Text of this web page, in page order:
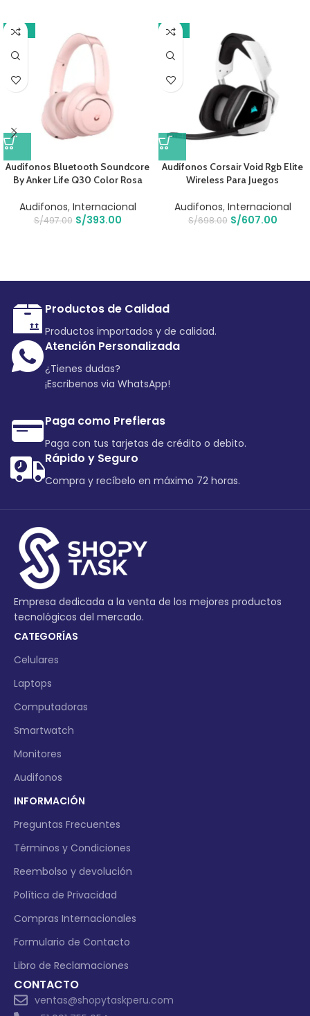
-21%
Audífonos Bluetooth Soundcore
By Anker Life Q30 Color Rosa
Audifonos, Internacional
S/497.00 S/393.00
-13%
Audífonos Corsair Void Rgb Elite
Wireless Para Juegos
Audifonos, Internacional
S/698.00 S/607.00
Productos de Calidad
Productos importados y de calidad.
Atención Personalizada
¿Tienes dudas?
¡Escribenos via WhatsApp!
Paga como Prefieras
Paga con tus tarjetas de crédito o debito.
Rápido y Seguro
Compra y recíbelo en máximo 72 horas.
Empresa dedicada a la venta de los mejores productos
tecnológicos del mercado.
CATEGORÍAS
Celulares
Laptops
Computadoras
Smartwatch
Monitores
Audifonos
INFORMACIÓN
Preguntas Frecuentes
Términos y Condiciones
Reembolso y devolución
Política de Privacidad
Compras Internacionales
Formulario de Contacto
Libro de Reclamaciones
CONTACTO
ventas@shopytaskperu.com